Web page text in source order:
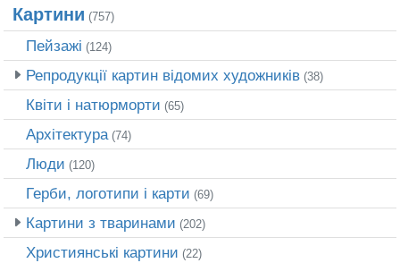
Картини (757)
Пейзажі (124)
Репродукції картин відомих художників (38)
Квіти і натюрморти (65)
Архітектура(74)
Люди (120)
Герби, логотипи і карти (69)
Картини з тваринами (202)
Християнські картини (22)